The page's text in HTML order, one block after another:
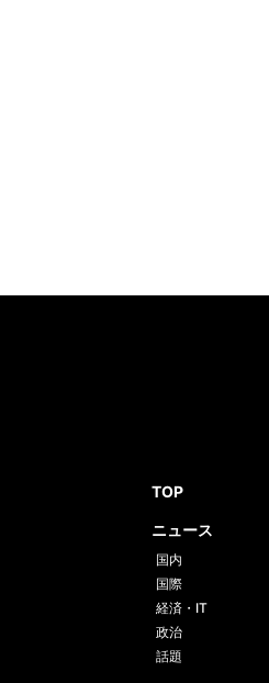
TOP
ニュース
国内
国際
経済・IT
政治
話題